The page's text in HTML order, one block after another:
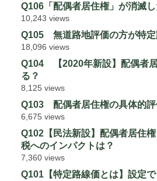
Q106「配偶者居住権」が消滅
10,243 views
Q105 無道路地評価の方が特定
18,096 views
Q104 【2020年新設】配偶者
る？
8,125 views
Q103 配偶者居住権の具体的評
6,675 views
Q102【民法新設】配偶者居住
税へのインパクトは？
7,360 views
Q101【特定路線価とは】設定